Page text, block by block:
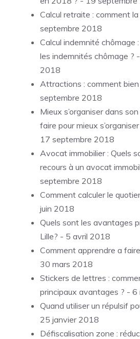
Calcul retraite : comment la
septembre 2018
Calcul indemnité chômage
les indemnités chômage ?
2018
Attractions : comment bien
septembre 2018
Mieux s’organiser dans
faire pour mieux
17 septembre 2018
Avocat immobilier : Quels
recours à un avocat
septembre 2018
Comment calculer le
juin 2018
Quels sont les avantages
Lille? - 5 avril 2018
Comment apprendre a
30 mars 2018
Stickers de lettres :
principaux avantages ? - 6
Quand utiliser un répulsif
25 janvier 2018
Défiscalisation zone :